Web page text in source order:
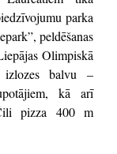
parka
peldēšanas
Olimpiskā
balvu –
kā arī
pizza 400 m